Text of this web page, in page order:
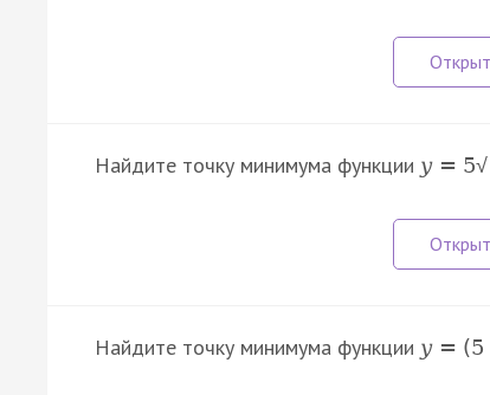
Найдите точку минимума функции y = 5√
Найдите точку минимума функции y = (5